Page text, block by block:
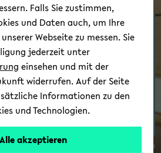
Ter­mi­ne/News
© Uni­ver­si­tät Bie­le­feld
Falls Sie zustimmen,
und Daten auch, um Ihre
Webseite zu messen. Sie
jederzeit unter
einsehen und mit der
widerrufen. Auf der Seite
Informationen zu den
und Technologien.
Alle akzeptieren